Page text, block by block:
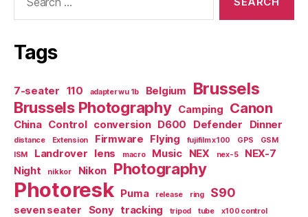
Tags
7-seater 110 adapter wu 1b Belgium Brussels
Brussels Photography Camping Canon
China Control conversion D600 Defender Dinner
distance Extension Firmware Flying fujifilm x100 GPS
GSM
ISM
Landrover lens macro Music NEX nex-5
NEX-7
Night
nikkor Nikon Photography
Photoresk Puma release ring S90
seven seater Sony tracking tripod tube
x100 control